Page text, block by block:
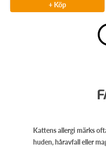
+ Köp
Kattens allergi märks
huden, håravfall eller